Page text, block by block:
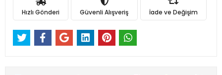
Hızlı Gönderi Güvenli Alışveriş İade ve Değişim